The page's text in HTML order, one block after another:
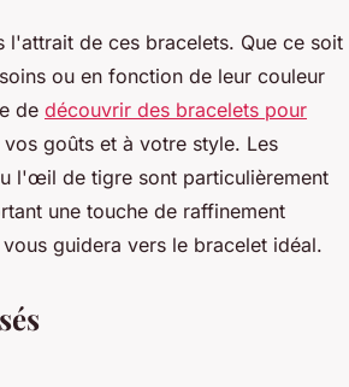
l'attrait de ces bracelets. Que ce soit
ou en fonction de leur couleur
de découvrir des bracelets pour
goûts et à votre style. Les
l'œil de tigre sont particulièrement
une touche de raffinement
guidera vers le bracelet idéal.